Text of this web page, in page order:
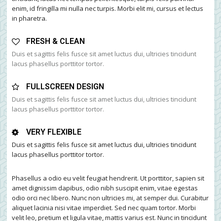
enim, id fringilla mi nulla nec turpis. Morbi elit mi, cursus et lectus
in pharetra.
FRESH & CLEAN
Duis et sagittis felis fusce sit amet luctus dui, ultricies tincidunt
lacus phasellus porttitor tortor.
FULLSCREEN DESIGN
Duis et sagittis felis fusce sit amet luctus dui, ultricies tincidunt
lacus phasellus porttitor tortor.
VERY FLEXIBLE
Duis et sagittis felis fusce sit amet luctus dui, ultricies tincidunt
lacus phasellus porttitor tortor.
Phasellus a odio eu velit feugiat hendrerit. Ut porttitor, sapien sit
amet dignissim dapibus, odio nibh suscipit enim, vitae egestas
odio orci nec libero. Nunc non ultricies mi, at semper dui. Curabitur
aliquet lacinia nisi vitae imperdiet. Sed nec quam tortor. Morbi
velit leo, pretium et ligula vitae, mattis varius est. Nunc in tincidunt